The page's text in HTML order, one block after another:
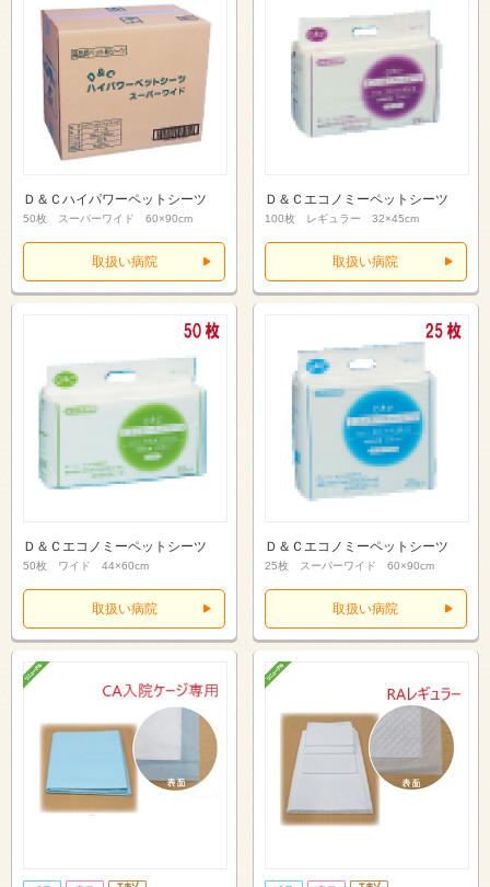
Ｄ＆Ｃハイパワーペットシーツ
50枚 スーパーワイド 60×90cm
取扱い病院
Ｄ＆Ｃエコノミーペットシーツ
100枚 レギュラー 32×45cm
取扱い病院
Ｄ＆Ｃエコノミーペットシーツ
50枚 ワイド 44×60cm
取扱い病院
Ｄ＆Ｃエコノミーペットシーツ
25枚 スーパーワイド 60×90cm
取扱い病院